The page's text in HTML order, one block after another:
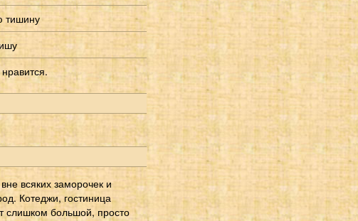
тишину
всяких заморочек и
Котеджи, гостиница
слишком большой, просто